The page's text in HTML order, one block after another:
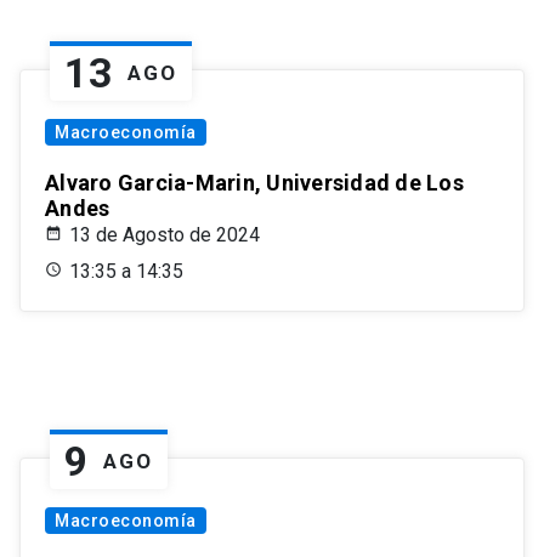
13 AGO
Macroeconomía
Alvaro Garcia-Marin, Universidad de Los
Andes
13 de Agosto de 2024
13:35 a 14:35
9 AGO
Macroeconomía